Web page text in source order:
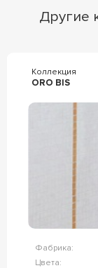
Другие
Коллекция
ORO BIS
Фабрика:
Цвета: